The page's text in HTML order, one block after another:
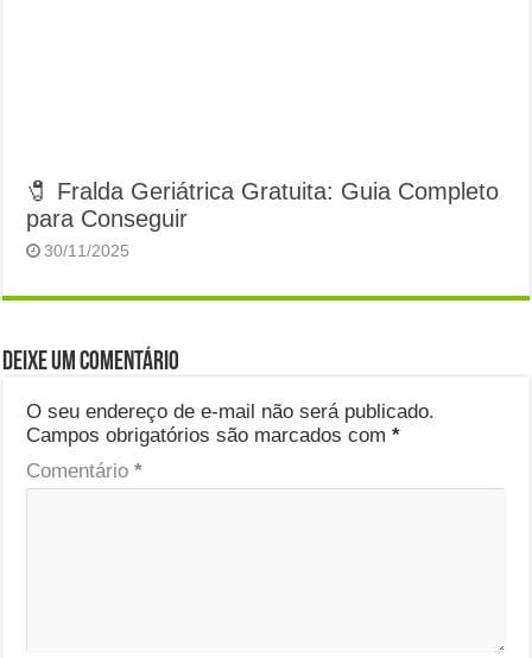
🧷 Fralda Geriátrica Gratuita: Guia Completo
para Conseguir
30/11/2025
Deixe um comentário
O seu endereço de e-mail não será publicado.
Campos obrigatórios são marcados com*
Comentário*